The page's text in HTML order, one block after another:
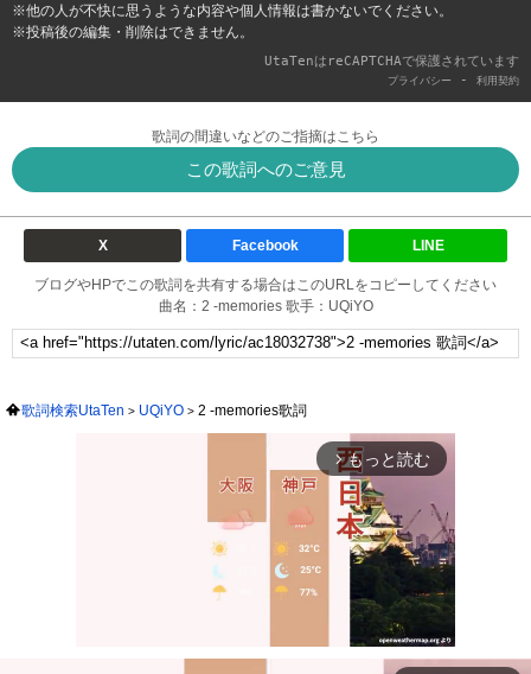
※他の人が不快に思うような内容や個人情報は書かないでください。
※投稿後の編集・削除はできません。
UtaTenはreCAPTCHAで保護されています
プライバシー - 利用契約
歌詞の間違いなどのご指摘はこちら
この歌詞へのご意見
X Facebook LINE
ブログやHPでこの歌詞を共有する場合はこのURLをコピーしてください
曲名：2 -memories 歌手：UQiYO
歌詞検索UtaTen UQiYO 2 -memories歌詞
arrow_forward_ios もっと読む